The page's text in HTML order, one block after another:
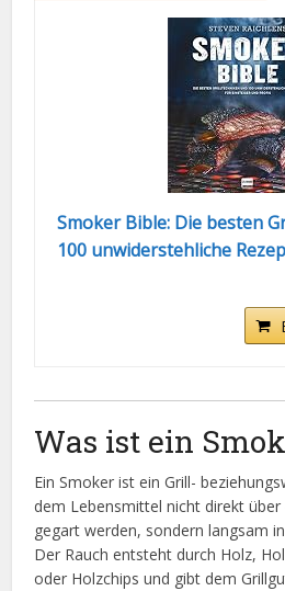
Smoker Bible: Die besten
100 unwiderstehliche
Was ist ein
Ein Smoker ist ein Grill-
dem Lebensmittel nicht direkt
gegart werden, sondern langsam
Der Rauch entsteht durch Holz,
oder Holzchips und gibt dem